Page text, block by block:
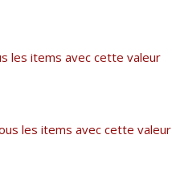
les items avec cette valeur
les items avec cette valeur